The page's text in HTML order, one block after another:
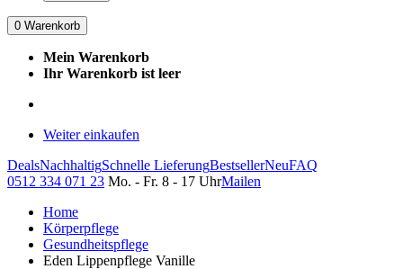
0 Warenkorb
Mein Warenkorb
Ihr Warenkorb ist leer
Weiter einkaufen
DealsNachhaltigSchnelle LieferungBestsellerNeuFAQ
0512 334 071 23 Mo. - Fr. 8 - 17 UhrMailen
Home
Körperpflege
Gesundheitspflege
Eden Lippenpflege Vanille